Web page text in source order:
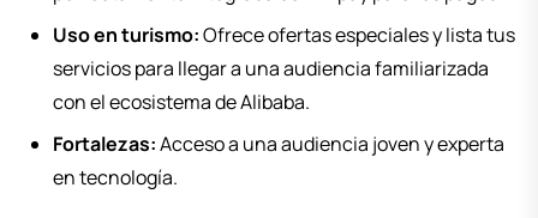
Uso en turismo:Ofrece ofertas especiales y lista tus
servicios para llegar a una audiencia familiarizada
con el ecosistema de Alibaba.
Fortalezas:Acceso a una audiencia joven y experta
en tecnología.